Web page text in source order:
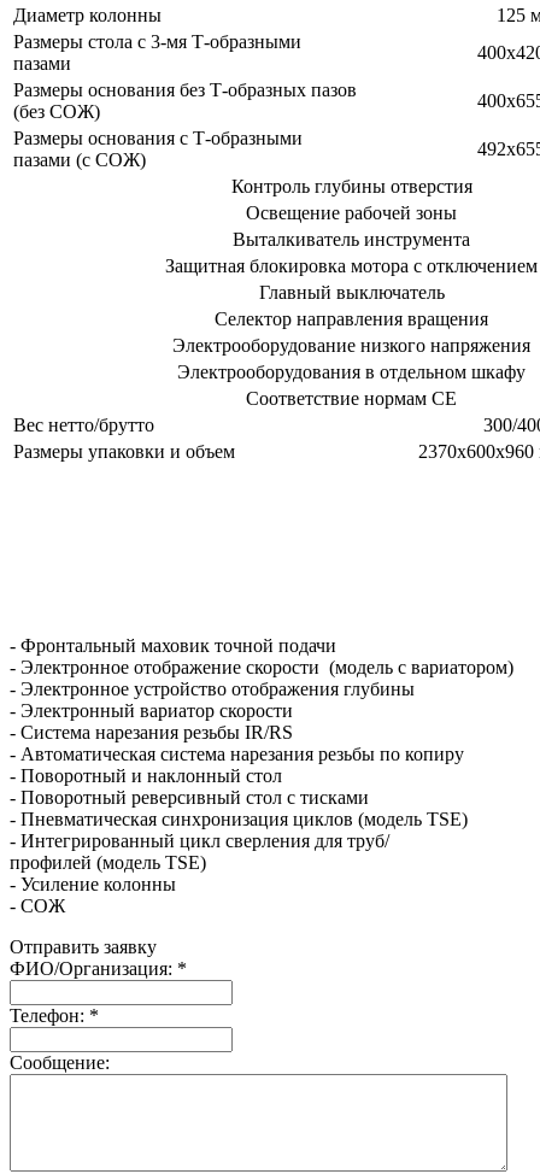
Диаметр колонны
125
Размеры стола с 3-мя Т-образными
пазами
Размеры основания без Т-образных пазов
(без СОЖ)
Размеры основания с Т-образными
пазами (с СОЖ)
Контроль глубины отверстия
Освещение рабочей зоны
Выталкиватель инструмента
Защитная блокировка мотора с отключением
Главный выключатель
Селектор направления вращения
Электрооборудование низкого напряжения
Электрооборудования в отдельном шкафу
Соответствие нормам СЕ
Вес нетто/брутто
300/
Размеры упаковки и объем
- Фронтальный маховик точной подачи
- Электронное отображение скорости (модель с вариатором)
- Электронное устройство отображения глубины
- Электронный вариатор скорости
- Система нарезания резьбы IR/RS
- Автоматическая система нарезания резьбы по копиру
- Поворотный и наклонный стол
- Поворотный реверсивный стол с тисками
- Пневматическая синхронизация циклов (модель TSE)
- Интегрированный цикл сверления для труб/
профилей (модель TSE)
- Усиление колонны
- СОЖ
Отправить заявку
ФИО/Организация: *
Телефон: *
Сообщение: